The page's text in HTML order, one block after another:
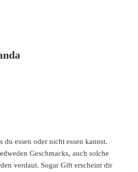
du essen oder nicht essen kannst.
Geschmacks, auch solche
verdaut. Sogar Gift erscheint dir